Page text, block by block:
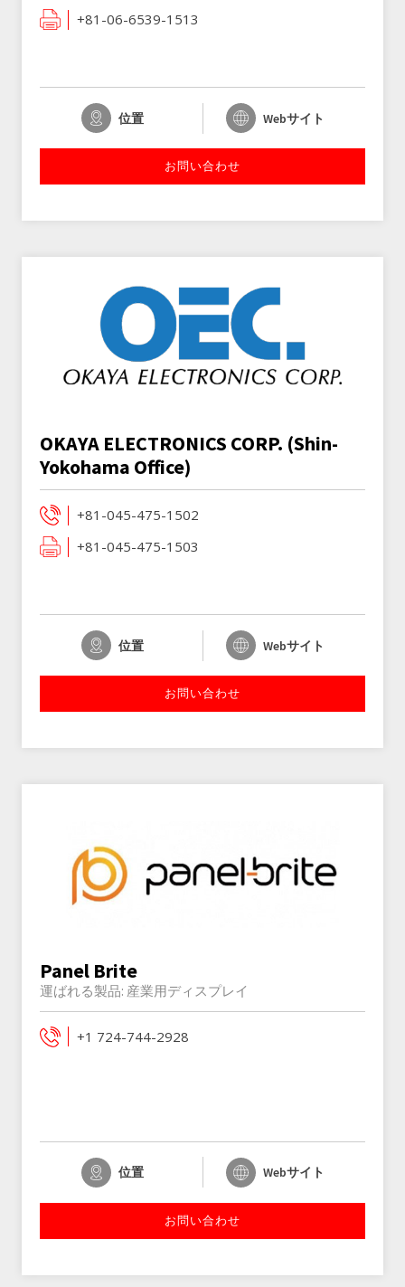
+81-06-6539-1513
位置 Webサイト
お問い合わせ
OKAYA ELECTRONICS CORP. (Shin-
Yokohama Office)
+81-045-475-1502
+81-045-475-1503
位置 Webサイト
お問い合わせ
Panel Brite
運ばれる製品: 産業用ディスプレイ
+1 724-744-2928
位置 Webサイト
お問い合わせ